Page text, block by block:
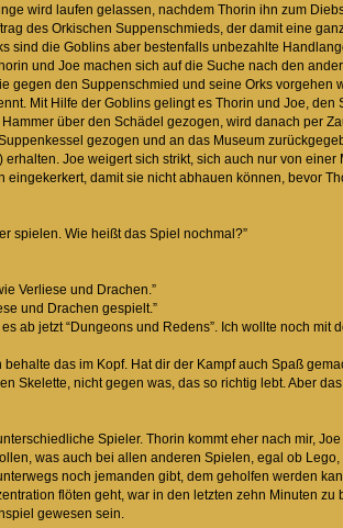
wird laufen gelassen, nachdem Thorin ihn zum
des Orkischen Suppenschmieds, der damit eine
sind die Goblins aber bestenfalls unbezahlte
und Joe machen sich auf die Suche nach den
gegen den Suppenschmied und seine Orks
Mit Hilfe der Goblins gelingt es Thorin und Joe,
über den Schädel gezogen, wird danach per
gezogen und an das Museum
Joe weigert sich strikt, sich auch nur von
damit sie nicht abhauen können, bevor
spielen. Wie heißt das Spiel nochmal?”
Verliese und Drachen.”
und Drachen gespielt.”
ab jetzt “Dungeons und Redens”. Ich wollte noch
behalte das im Kopf. Hat dir der Kampf auch Spaß
Skelette, nicht gegen was, das so richtig lebt. Aber
Spieler. Thorin kommt eher nach mir,
was auch bei allen anderen Spielen, egal ob
noch jemanden gibt, dem geholfen werden
flöten geht, war in den letzten zehn Minuten
gewesen sein.